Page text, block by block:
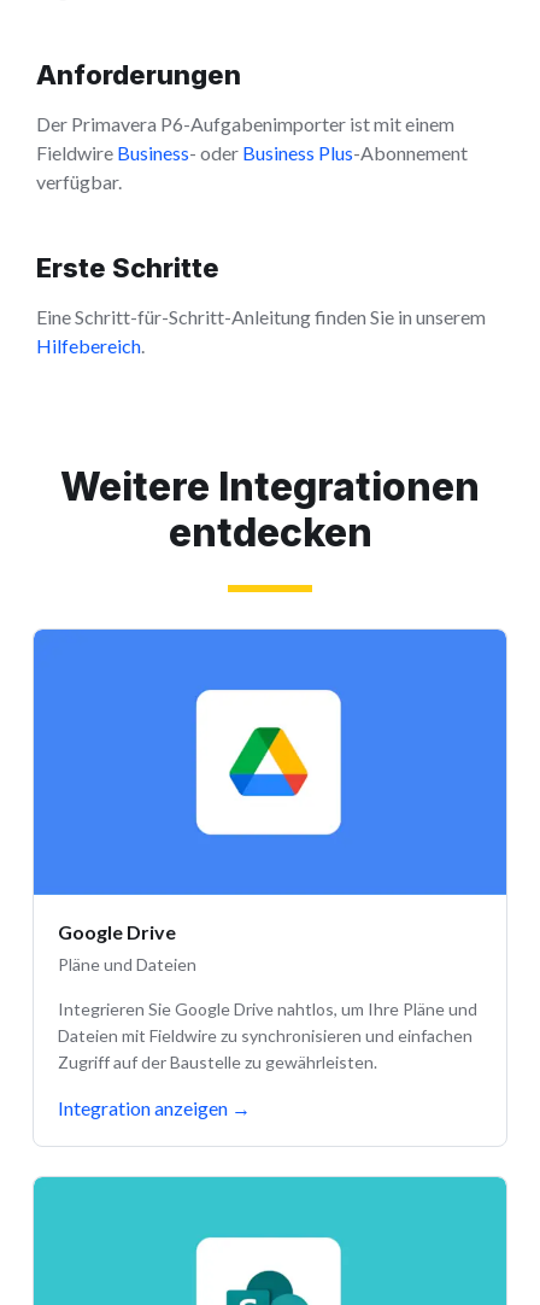
Anforderungen
Der Primavera P6-Aufgabenimporter ist mit einem
Fieldwire Business- oder Business Plus-Abonnement
verfügbar.
Erste Schritte
Eine Schritt-für-Schritt-Anleitung finden Sie in unserem
Hilfebereich.
Weitere Integrationen
entdecken
Google Drive
Pläne und Dateien
Integrieren Sie Google Drive nahtlos, um Ihre Pläne und
Dateien mit Fieldwire zu synchronisieren und einfachen
Zugriff auf der Baustelle zu gewährleisten.
Integration anzeigen →